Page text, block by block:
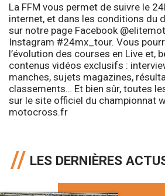
La FFM vous permet de suivre le
internet, et dans les conditions du
sur notre page Facebook
Instagram #24mx_tour. Vous
l’évolution des courses en Live et,
contenus vidéos exclusifs :
manches, sujets magazines,
classements… Et bien sûr, toutes
sur le site officiel du championnat
motocross.fr
LES DERNIÈRES